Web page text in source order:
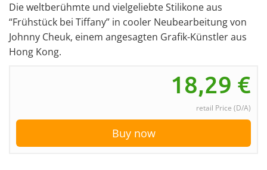
Die weltberühmte und vielgeliebte Stilikone aus
“Frühstück bei Tiffany” in cooler Neubearbeitung von
Johnny Cheuk, einem angesagten Grafik-Künstler aus
Hong Kong.
18,29 €
retail Price (D/A)
Buy now